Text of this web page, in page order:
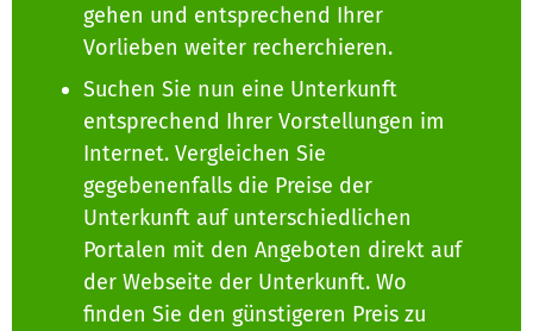
gehen und entsprechend Ihrer
Vorlieben weiter recherchieren.
Suchen Sie nun eine Unterkunft
entsprechend Ihrer Vorstellungen im
Internet. Vergleichen Sie
gegebenenfalls die Preise der
Unterkunft auf unterschiedlichen
Portalen mit den Angeboten direkt auf
der Webseite der Unterkunft. Wo
finden Sie den günstigeren Preis zu